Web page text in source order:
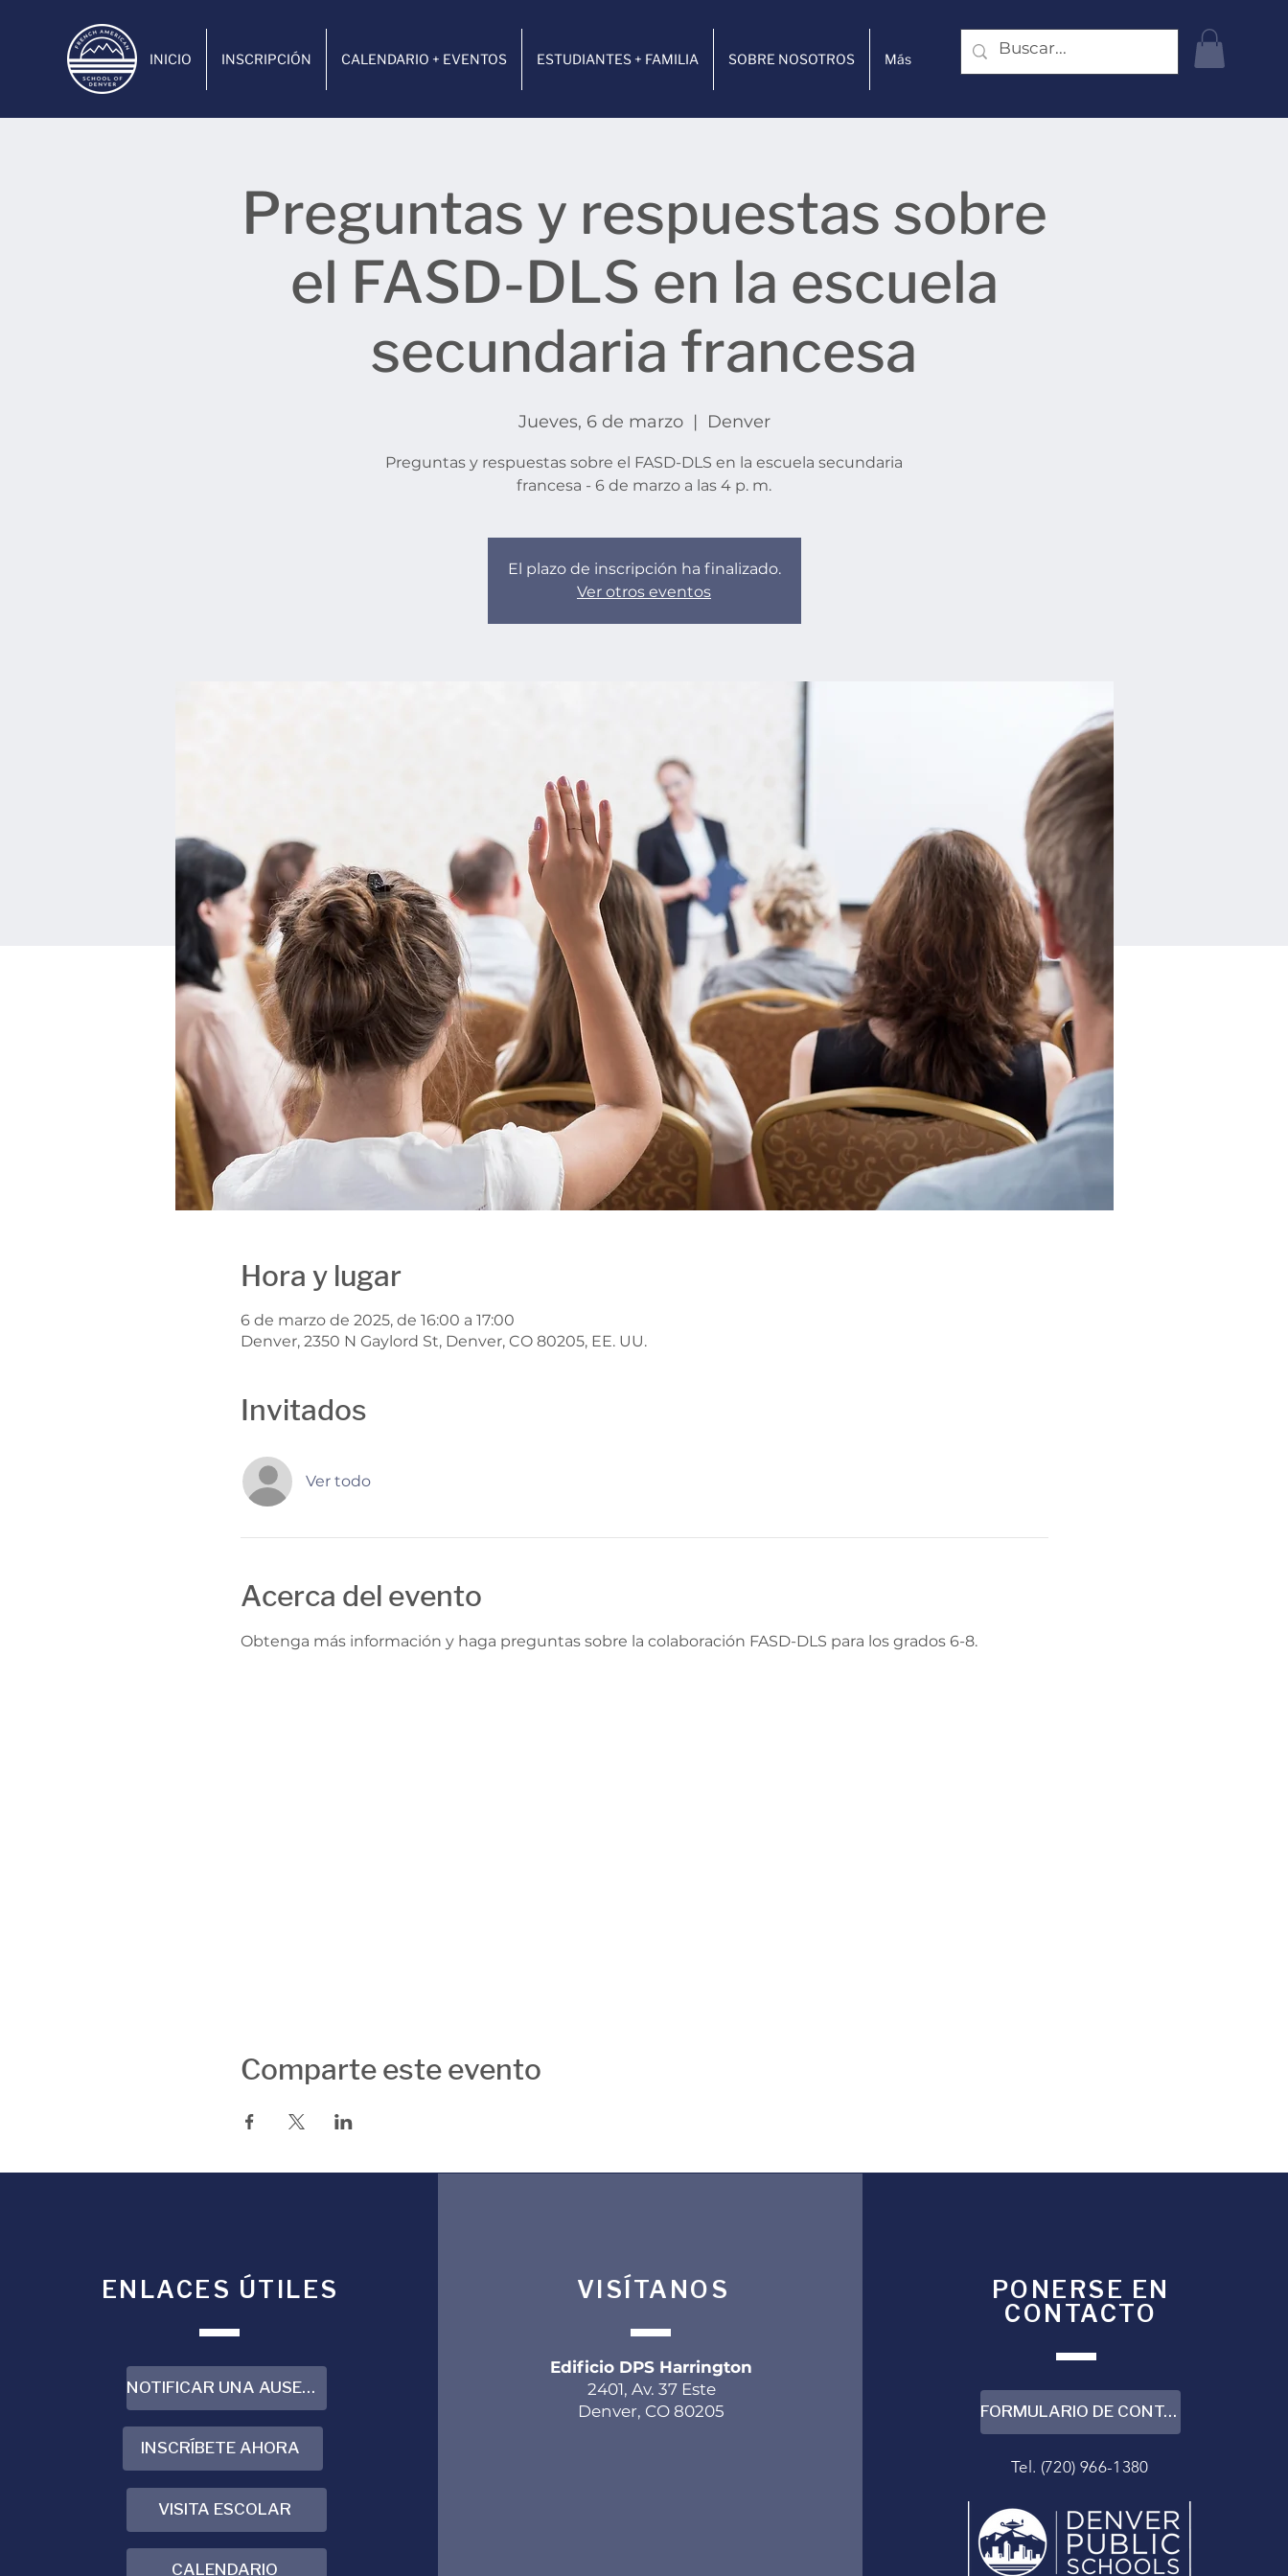
INICIO INSCRIPCIÓN CALENDARIO + EVENTOS ESTUDIANTES + FAMILIA SOBRE NOSOTROS Más
Preguntas y respuestas sobre
el FASD-DLS en la escuela
secundaria francesa
Jueves, 6 de marzo
  |
Denver
Preguntas y respuestas sobre el FASD-DLS en la escuela secundaria
francesa - 6 de marzo a las 4 p. m.
El plazo de inscripción ha finalizado.
Ver otros eventos
Hora y lugar
6 de marzo de 2025, de 16:00 a 17:00
Denver, 2350 N Gaylord St, Denver, CO 80205, EE. UU.
Invitados
Ver todo
Acerca del evento
Obtenga más información y haga preguntas sobre la colaboración FASD-DLS para los grados 6-8.
Comparte este evento
ENLACES ÚTILES
NOTIFICAR UNA AUSENCIA
INSCRÍBETE AHORA
VISITA ESCOLAR
CALENDARIO
VISÍTANOS
Edificio DPS Harrington
2401, Av. 37 Este
Denver, CO 80205
PONERSE EN
CONTACTO
FORMULARIO DE CONTACTO
Tel. (720) 966-1380